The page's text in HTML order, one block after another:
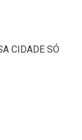
CIDADE SÓ